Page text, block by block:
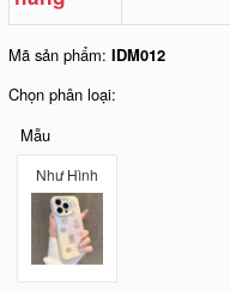
Mã sản phẩm:IDM012
Chọn phân loại:
Mẫu
Như Hình